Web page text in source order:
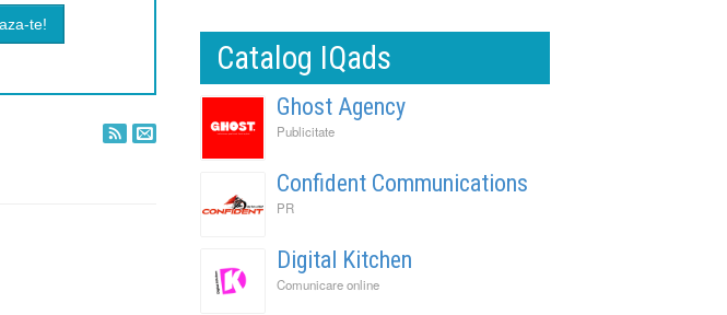
Catalog IQads
Ghost Agency
Publicitate
Confident Communications
PR
Digital Kitchen
Comunicare online